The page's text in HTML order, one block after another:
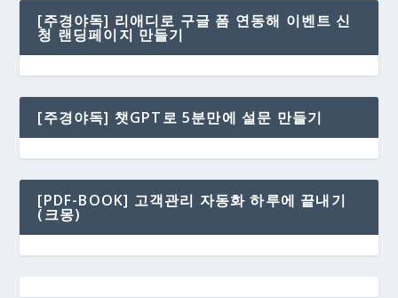
[주경야독] 리애디로 구글 폼 연동해 이벤트 신
청 랜딩페이지 만들기
[주경야독] 챗GPT로 5분만에 설문 만들기
[PDF-BOOK] 고객관리 자동화 하루에 끝내기
(크몽)